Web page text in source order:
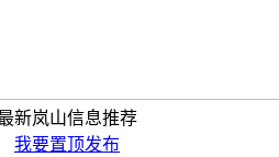
新岚山信息推荐
我要置顶发布